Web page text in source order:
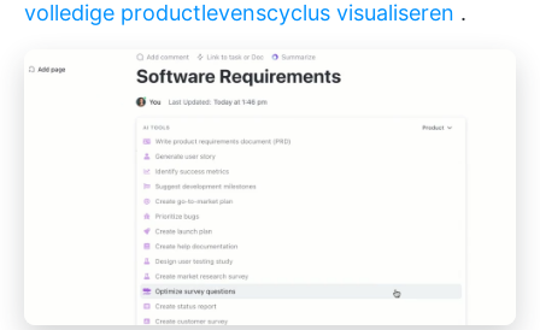
volledige productlevenscyclus visualiseren .